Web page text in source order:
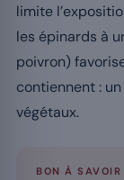
limite
les épinards à
poivron)
contiennent :
végétaux.
BON À SAVOIR